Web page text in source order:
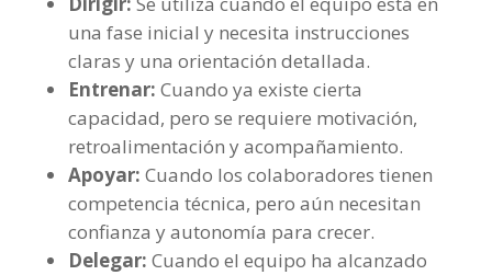
una fase inicial y necesita instrucciones
claras y una orientación detallada.
Entrenar: Cuando ya existe cierta
capacidad, pero se requiere motivación,
retroalimentación y acompañamiento.
Apoyar: Cuando los colaboradores tienen
competencia técnica, pero aún necesitan
confianza y autonomía para crecer.
Delegar: Cuando el equipo ha alcanzado